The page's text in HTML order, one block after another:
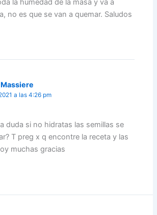
la humedad de la masa y va a
no es que se van a quemar. Saludos
a las 4:26 pm
duda si no hidratas las semillas se
T preg x q encontre la receta y las
muchas gracias